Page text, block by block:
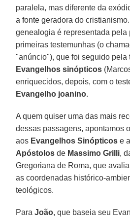
paralela, mas diferente da
a fonte geradora do
genealogia é representada pela
primeiras testemunhas (o
"anúncio"), que foi seguido pela
Evangelhos sinópticos
enriquecidos, depois, com o
Evangelho joanino.
A quem quiser uma das mais
dessas passagens, apontamos
aos Evangelhos Sinópticos e
Apóstolosde Massimo Grilli,
Gregoriana de Roma, que
as coordenadas histórico-
teológicos.
ParaJoão, que baseia seu